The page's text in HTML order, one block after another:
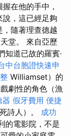
在他的手中，
，這已經足夠
隨著理查德越
堂。 來自亞歷
知道已故的羅賓·
中台胞證快速申
Williamset）的
劇性的角色（漁
器 假牙費用 便捷
詩人）。 成功
的電影院，不是